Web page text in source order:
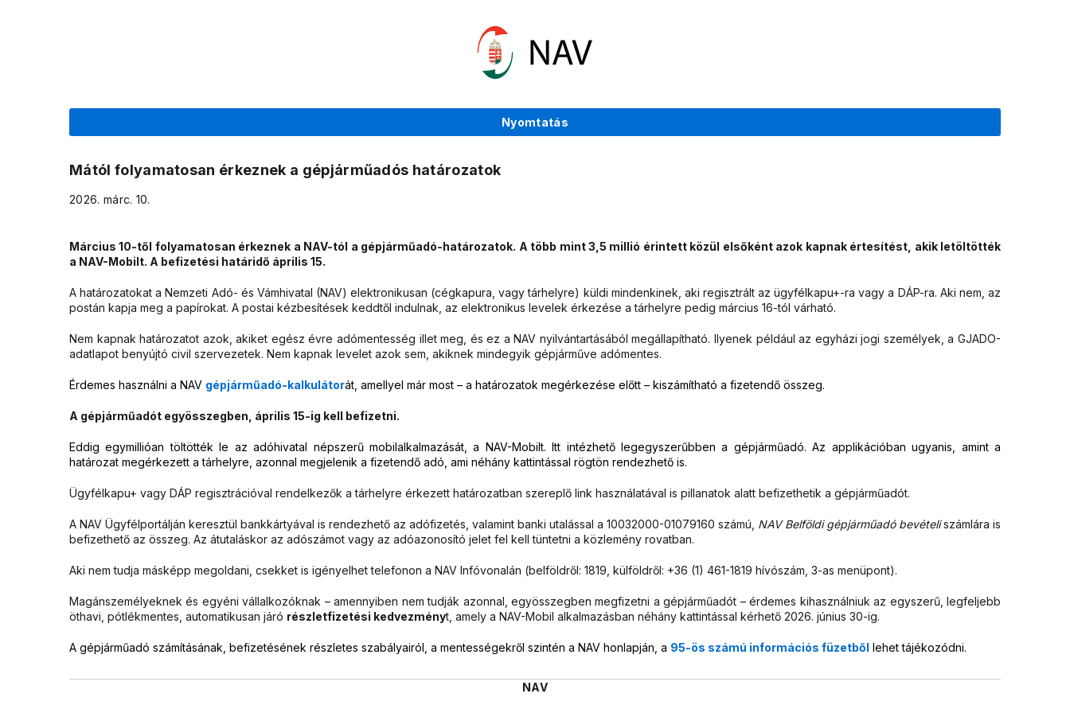
Nyomtatás
Mától folyamatosan érkeznek a gépjárműadós határozatok
2026. márc. 10.
Március 10-től folyamatosan érkeznek a NAV-tól a gépjárműadó-határozatok. A több mint 3,5 millió érintett közül elsőként azok kapnak értesítést, akik letöltötték
a NAV-Mobilt. A befizetési határidő április 15.
A határozatokat a Nemzeti Adó- és Vámhivatal (NAV) elektronikusan (cégkapura, vagy tárhelyre) küldi mindenkinek, aki regisztrált az ügyfélkapu+-ra vagy a DÁP-ra. Aki nem, az
postán kapja meg a papírokat. A postai kézbesítések keddtől indulnak, az elektronikus levelek érkezése a tárhelyre pedig március 16-tól várható.
Nem kapnak határozatot azok, akiket egész évre adómentesség illet meg, és ez a NAV nyilvántartásából megállapítható. Ilyenek például az egyházi jogi személyek, a GJADO-
adatlapot benyújtó civil szervezetek. Nem kapnak levelet azok sem, akiknek mindegyik gépjárműve adómentes.
Érdemes használni a NAV gépjárműadó-kalkulátorát, amellyel már most – a határozatok megérkezése előtt – kiszámítható a fizetendő összeg.
A gépjárműadót egyösszegben, április 15-ig kell befizetni.
Eddig egymillióan töltötték le az adóhivatal népszerű mobilalkalmazását, a NAV-Mobilt. Itt intézhető legegyszerűbben a gépjárműadó. Az applikációban ugyanis, amint a
határozat megérkezett a tárhelyre, azonnal megjelenik a fizetendő adó, ami néhány kattintással rögtön rendezhető is.
Ügyfélkapu+ vagy DÁP regisztrációval rendelkezők a tárhelyre érkezett határozatban szereplő link használatával is pillanatok alatt befizethetik a gépjárműadót.
A NAV Ügyfélportálján keresztül bankkártyával is rendezhető az adófizetés, valamint banki utalással a 10032000-01079160 számú, NAV Belföldi gépjárműadó bevételiszámlára is
befizethető az összeg. Az átutaláskor az adószámot vagy az adóazonosító jelet fel kell tüntetni a közlemény rovatban.
Aki nem tudja másképp megoldani, csekket is igényelhet telefonon a NAV Infóvonalán (belföldről: 1819, külföldről: +36 (1) 461-1819 hívószám, 3-as menüpont).
Magánszemélyeknek és egyéni vállalkozóknak – amennyiben nem tudják azonnal, egyösszegben megfizetni a gépjárműadót – érdemes kihasználniuk az egyszerű, legfeljebb
öthavi, pótlékmentes, automatikusan járó részletfizetési kedvezményt, amely a NAV-Mobil alkalmazásban néhány kattintással kérhető 2026. június 30-ig.
A gépjárműadó számításának, befizetésének részletes szabályairól, a mentességekről szintén a NAV honlapján, a 95-ös számú információs füzetből lehet tájékozódni.
NAV